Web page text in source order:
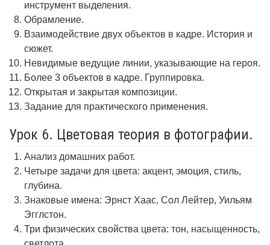
инструмент выделения.
Обрамление.
Взаимодействие двух объектов в кадре. История и
сюжет.
Невидимые ведущие линии, указывающие на героя.
Более 3 объектов в кадре. Группировка.
Открытая и закрытая композиции.
Задание для практического применения.
Урок 6. Цветовая теория в фотографии.
Анализ домашних работ.
Четыре задачи для цвета: акцент, эмоция, стиль,
глубина.
Знаковые имена: Эрнст Хаас, Сол Лейтер, Уильям
Эгглстон.
Три физических свойства цвета: тон, насыщенность,